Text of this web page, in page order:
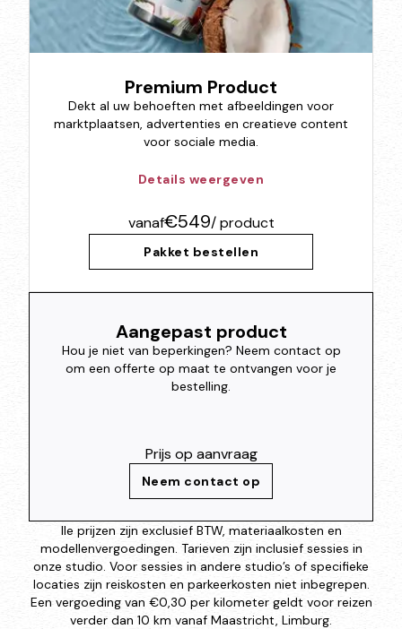
Premium Product
Dekt al uw behoeften met afbeeldingen voor
marktplaatsen, advertenties en creatieve content
voor sociale media.
vanaf€549/ product
Pakket bestellen
Details weergeven
Aangepast product
Hou je niet van beperkingen? Neem contact op
om een offerte op maat te ontvangen voor je
bestelling.
Prijs op aanvraag
Neem contact op
lle prijzen zijn exclusief BTW, materiaalkosten en
modellenvergoedingen. Tarieven zijn inclusief sessies in
onze studio. Voor sessies in andere studio’s of specifieke
locaties zijn reiskosten en parkeerkosten niet inbegrepen.
Een vergoeding van €0,30 per kilometer geldt voor reizen
verder dan 10 km vanaf Maastricht, Limburg.